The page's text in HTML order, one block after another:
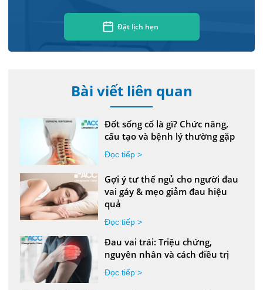
Đặt lịch hẹn
Bài viết liên quan
Đốt sống cổ là gì? Chức năng,
cấu tạo và bệnh lý thường gặp
Đọc tiếp >
Gợi ý tư thế ngủ cho người đau
vai gáy & mẹo giảm đau hiệu
quả
Đọc tiếp >
Đau vai trái: Triệu chứng,
nguyên nhân và cách điều trị
Đọc tiếp >